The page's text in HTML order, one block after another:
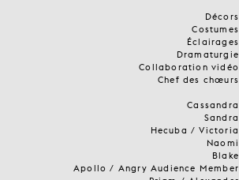
Décors
Costumes
Éclairages
Dramaturgie
Collaboration vidéo
Chef des chœurs
Cassandra
Sandra
Hecuba / Victoria
Naomi
Blake
Apollo / Angry Audience Member